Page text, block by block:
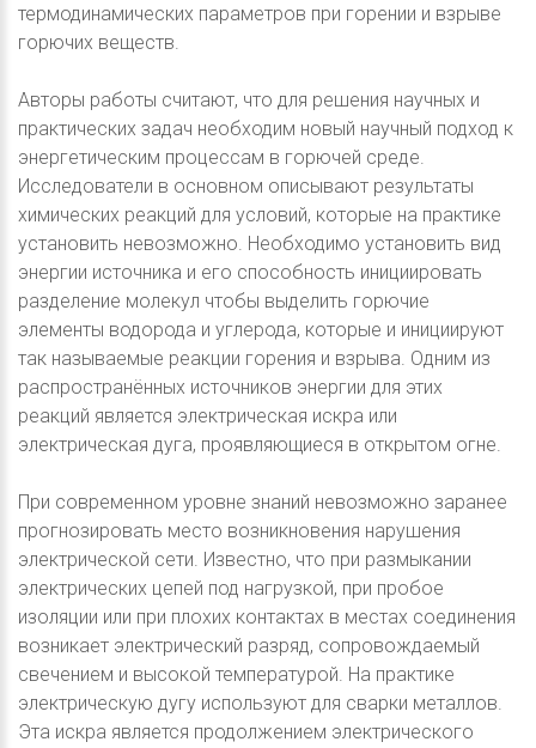
термодинамических параметров при горении и взрыве
горючих веществ.
Авторы работы считают, что для решения научных и
практических задач необходим новый научный подход к
энергетическим процессам в горючей среде.
Исследователи в основном описывают результаты
химических реакций для условий, которые на практике
установить невозможно. Необходимо установить вид
энергии источника и его способность инициировать
разделение молекул чтобы выделить горючие
элементы водорода и углерода, которые и инициируют
так называемые реакции горения и взрыва. Одним из
распространённых источников энергии для этих
реакций является электрическая искра или
электрическая дуга, проявляющиеся в открытом огне.
При современном уровне знаний невозможно заранее
прогнозировать место возникновения нарушения
электрической сети. Известно, что при размыкании
электрических цепей под нагрузкой, при пробое
изоляции или при плохих контактах в местах соединения
возникает электрический разряд, сопровождаемый
свечением и высокой температурой. На практике
электрическую дугу используют для сварки металлов.
Эта искра является продолжением электрического